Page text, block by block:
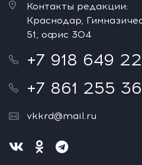
Контакты редакции:
Краснодар,
51, офис 304
+7 918 649
+7 861 255
vkkrd@mail.ru